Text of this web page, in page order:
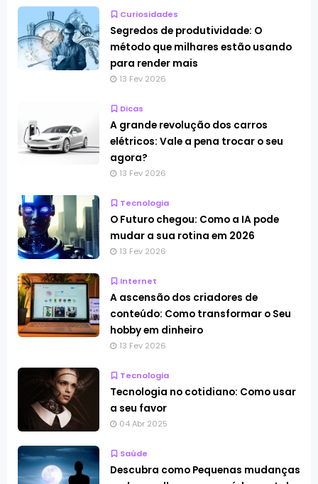
Curiosidades
Segredos de produtividade: O
método que milhares estão usando
para render mais
13 Fev 2026
Dicas
A grande revolução dos carros
elétricos: Vale a pena trocar o seu
agora?
13 Fev 2026
Tecnologia
O Futuro chegou: Como a IA pode
mudar a sua rotina em 2026
13 Fev 2026
Internet
A ascensão dos criadores de
conteúdo: Como transformar o Seu
hobby em dinheiro
13 Fev 2026
Tecnologia
Tecnologia no cotidiano: Como usar
a seu favor
04 Abr 2025
Saúde
Descubra como Pequenas mudanças